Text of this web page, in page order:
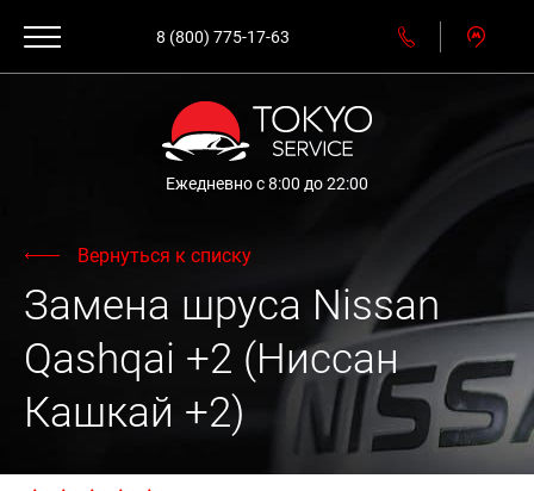
8 (800) 775-17-63
Ежедневно с 8:00 до 22:00
Вернуться к списку
Замена шруса Nissan
Qashqai +2 (Ниссан
Кашкай +2)